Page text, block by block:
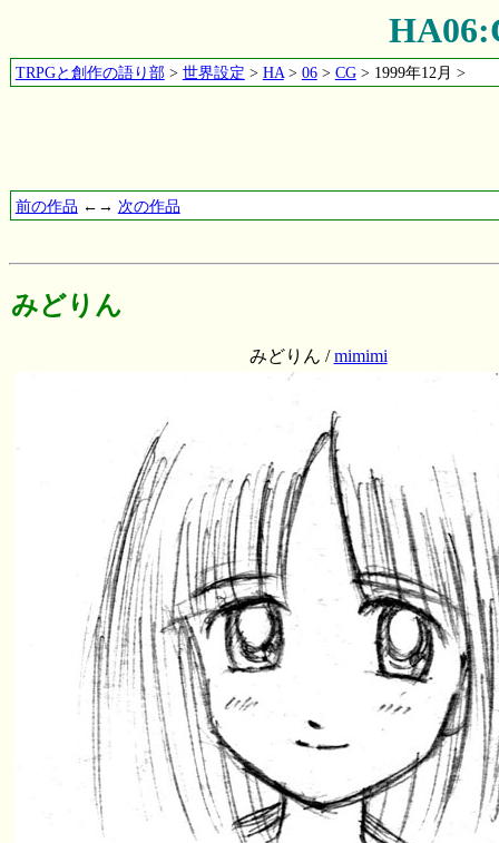
TRPGと創作の語り部> 世界設定 > HA> 06> CG> 1999年12月 >
前の作品 ←→ 次の作品
みどりん
みどりん /mimimi